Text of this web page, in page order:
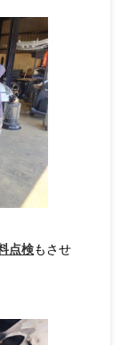
点検もさせ